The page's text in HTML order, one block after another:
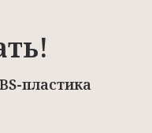
пластика